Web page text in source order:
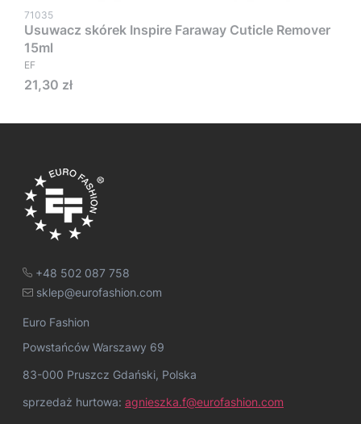
71035
Usuwacz skórek Inspire Faraway Cuticle Remover
15ml
EF
Cena
21,30 zł
+48 502 087 758
sklep@eurofashion.com
Euro Fashion
Powstańców Warszawy 69
83-000 Pruszcz Gdański, Polska
sprzedaż hurtowa: agnieszka.f@eurofashion.com